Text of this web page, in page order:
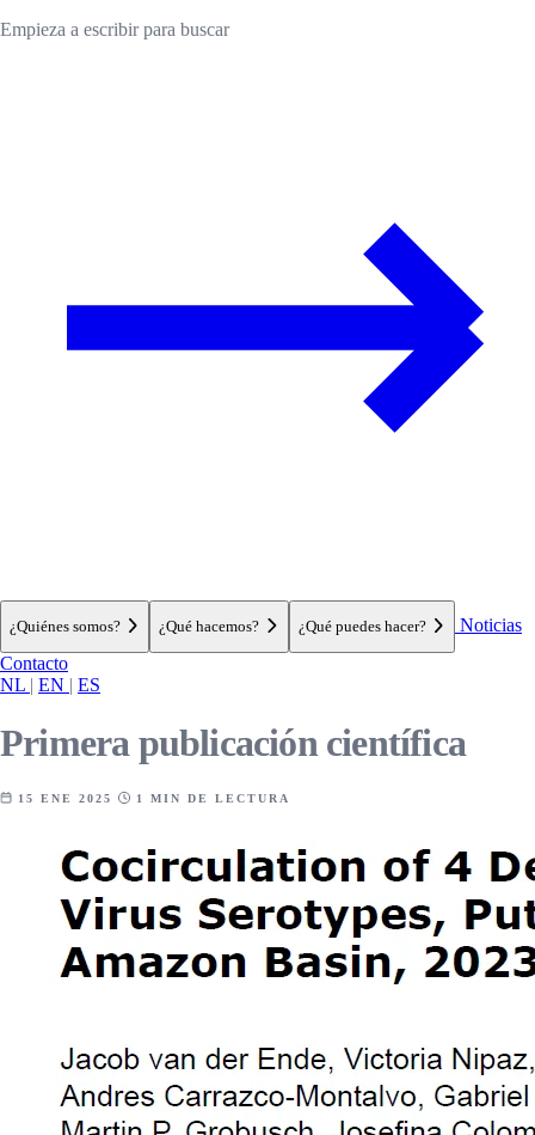
Empieza a escribir para buscar
¿Quiénes somos? ¿Qué hacemos? ¿Qué puedes hacer?
Noticias
Contacto
NL | EN | ES
Primera publicación científica
15 ENE 2025 1 MIN DE LECTURA